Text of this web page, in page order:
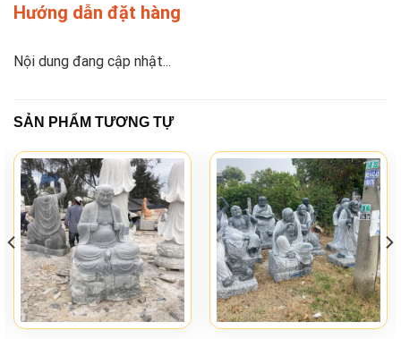
Hướng dẫn đặt hàng
Nội dung đang cập nhật...
SẢN PHẨM TƯƠNG TỰ